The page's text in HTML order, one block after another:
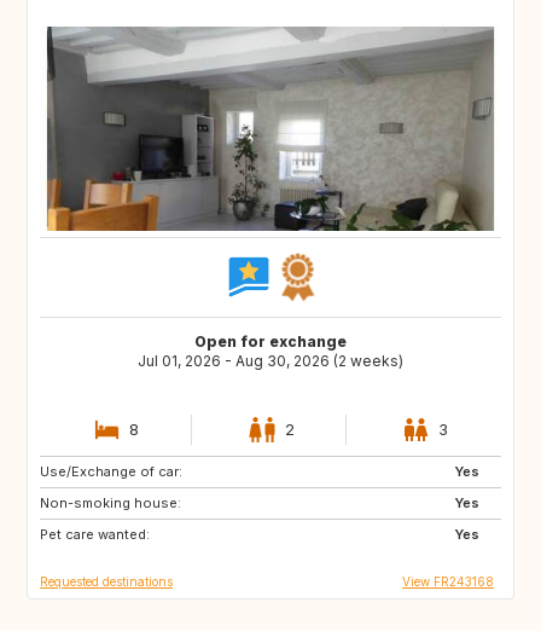
Open for exchange
Jul 01, 2026 - Aug 30, 2026 (2 weeks)
8 2 3
Use/Exchange of car:
Yes
Non-smoking house:
Yes
Pet care wanted:
Yes
HU
AT
Requested destinations View FR243168